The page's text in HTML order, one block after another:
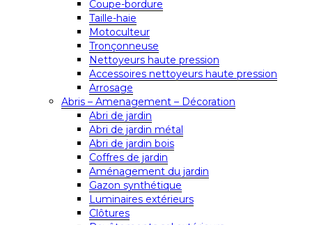
Coupe-bordure
Taille-haie
Motoculteur
Tronçonneuse
Nettoyeurs haute pression
Accessoires nettoyeurs haute pression
Arrosage
Abris – Amenagement – Décoration
Abri de jardin
Abri de jardin métal
Abri de jardin bois
Coffres de jardin
Aménagement du jardin
Gazon synthétique
Luminaires extérieurs
Clôtures